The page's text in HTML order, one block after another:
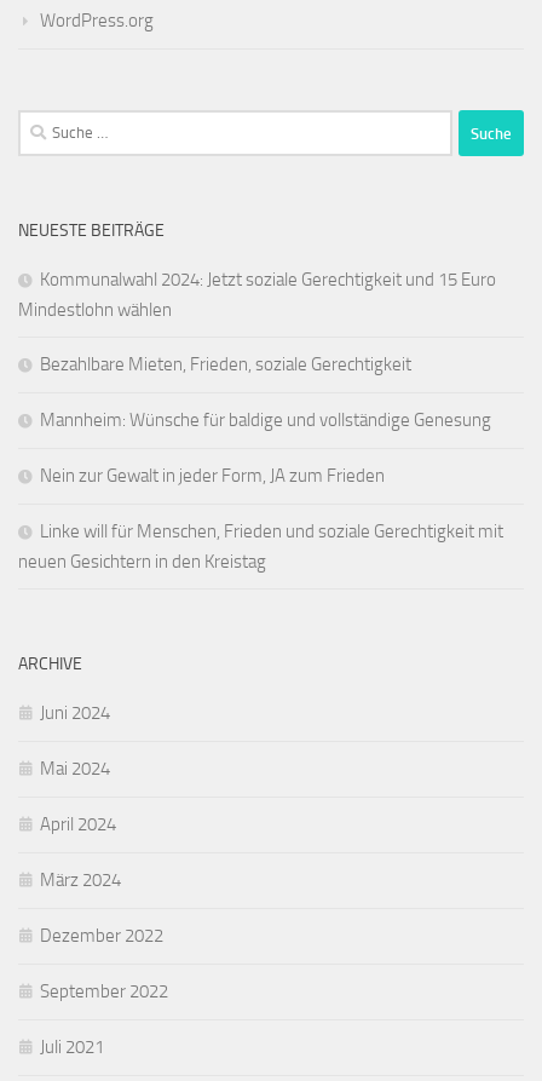
WordPress.org
Suche
nach:
NEUESTE BEITRÄGE
Kommunalwahl 2024: Jetzt soziale Gerechtigkeit und 15 Euro
Mindestlohn wählen
Bezahlbare Mieten, Frieden, soziale Gerechtigkeit
Mannheim: Wünsche für baldige und vollständige Genesung
Nein zur Gewalt in jeder Form, JA zum Frieden
Linke will für Menschen, Frieden und soziale Gerechtigkeit mit
neuen Gesichtern in den Kreistag
ARCHIVE
Juni 2024
Mai 2024
April 2024
März 2024
Dezember 2022
September 2022
Juli 2021